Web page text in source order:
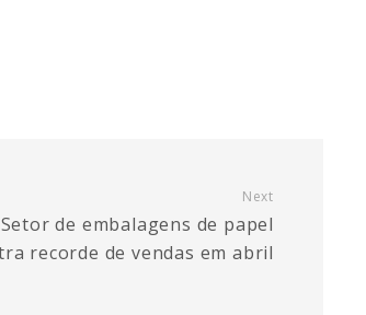
Next
Setor de embalagens de papel
recorde de vendas em abril